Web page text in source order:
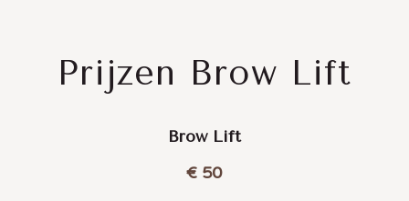
Prijzen Brow Lift
Brow Lift
€ 50